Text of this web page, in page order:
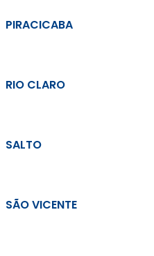
PIRACICABA
RIO CLARO
SALTO
SÃO VICENTE